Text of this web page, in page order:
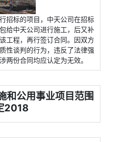
招标的项目，中天公司在招标
给中天公司进行施工，后又补
工程，再行签订合同。因双方
性谈判的行为，违反了法律强
两份合同均应认定为无效。
和公用事业项目范围
2018